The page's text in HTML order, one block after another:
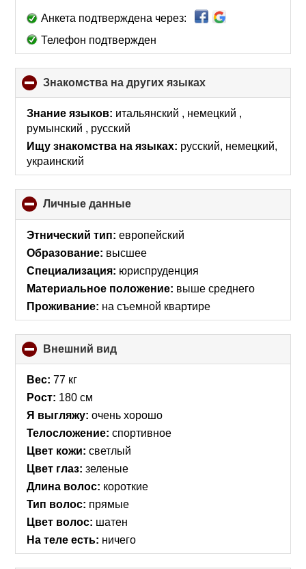
Анкета подтверждена через:
Телефон подтвержден
Знакомства на других языках
to
collapse
Знание языков: итальянский , немецкий ,
румынский , русский
Ищу знакомства на языках: русский, немецкий,
украинский
Личные данные
to
collapse
contents
Этнический тип: европейский
Образование: высшее
Специализация: юриспруденция
Материальное положение: выше среднего
Проживание: на съемной квартире
Внешний вид
to
Вес: 77 кг
Рост: 180 см
Я выгляжу: очень хорошо
Телосложение: спортивное
Цвет кожи: светлый
Цвет глаз: зеленые
Длина волос: короткие
Тип волос: прямые
Цвет волос: шатен
На теле есть: ничего